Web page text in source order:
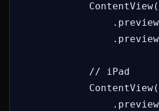
            // iPad